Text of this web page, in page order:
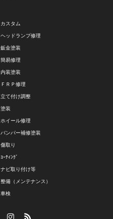
カスタム
ヘッドランプ修理
鈑金塗装
簡易修理
内装塗装
ＦＲＰ修理
立て付け調整
塗装
ホイール修理
バンパー補修塗装
傷取り
ｺｰﾃｨﾝｸﾞ
ナビ取り付け等
整備（メンテナンス）
車検